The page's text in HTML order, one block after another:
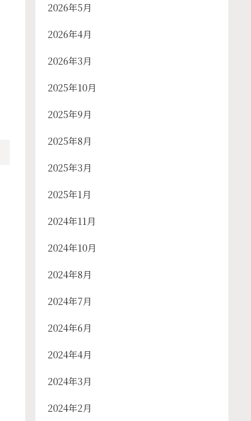
2026年5月
2026年4月
2026年3月
2025年10月
2025年9月
2025年8月
2025年3月
2025年1月
2024年11月
2024年10月
2024年8月
2024年7月
2024年6月
2024年4月
2024年3月
2024年2月